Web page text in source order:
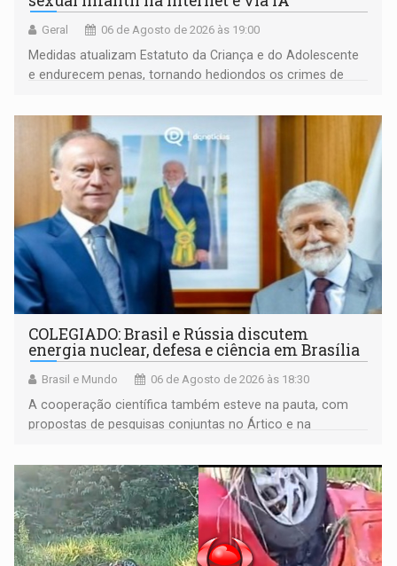
Geral 06 de Agosto de 2026 às 19:00
Medidas atualizam Estatuto da Criança e do Adolescente
e endurecem penas, tornando hediondos os crimes de
COLEGIADO: Brasil e Rússia discutem
energia nuclear, defesa e ciência em Brasília
Brasil e Mundo 06 de Agosto de 2026 às 18:30
A cooperação científica também esteve na pauta, com
propostas de pesquisas conjuntas no Ártico e na